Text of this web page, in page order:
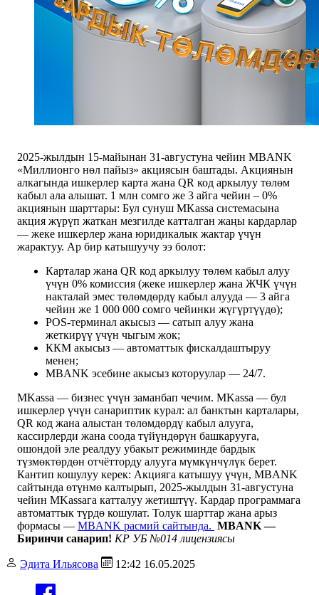
2025-жылдын 15-майынан 31-августуна чейин MBANK
«Миллионго нөл пайыз» акциясын баштады. Акциянын
алкагында ишкерлер карта жана QR код аркылуу төлөм
кабыл ала алышат. 1 млн сомго же 3 айга чейин – 0%
акциянын шарттары: Бул сунуш MKassa системасына
акция жүрүп жаткан мезгилде катталган жаңы кардарлар
— жеке ишкерлер жана юридикалык жактар үчүн
жарактуу. Ар бир катышуучу ээ болот:
Карталар жана QR код аркылуу төлөм кабыл алуу
үчүн 0% комиссия (жеке ишкерлер жана ЖЧК үчүн
накталай эмес төлөмдөрдү кабыл алууда — 3 айга
чейин же 1 000 000 сомго чейинки жүгүртүүдө);
POS-терминал акысыз — сатып алуу жана
жеткирүү үчүн чыгым жок;
ККМ акысыз — автоматтык фискалдаштыруу
менен;
MBANK эсебине акысыз которуулар — 24/7.
MKassa — бизнес үчүн заманбап чечим. MKassa — бул
ишкерлер үчүн санариптик курал: ал банктын карталары,
QR код жана алыстан төлөмдөрдү кабыл алууга,
кассирлерди жана соода түйүндөрүн башкарууга,
ошондой эле реалдуу убакыт режиминде бардык
түзмөктөрдөн отчётторду алууга мүмкүнчүлүк берет.
Кантип кошулуу керек: Акцияга катышуу үчүн, MBANK
сайтында өтүнмө калтырып, 2025-жылдын 31-августуна
чейин MKassaга катталуу жетиштүү. Кардар программага
автоматтык түрдө кошулат. Толук шарттар жана арыз
формасы — MBANK расмий сайтында. MBANK —
Биринчи санарип! КР УБ №014 лицензиясы
Эдита Ильясова 12:42 16.05.2025